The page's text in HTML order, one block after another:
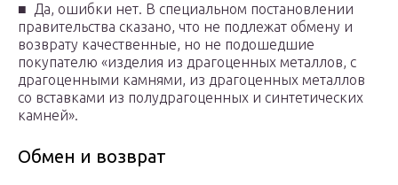
■ Да, ошибки нет. В специальном постановлении
правитель­ства сказано, что не подлежат обмену и
возврату качествен­ные, но не подошедшие
покупателю «изделия из драгоценных металлов, с
драгоценными камнями, из драгоценных металлов
со вставками из полудрагоценных и синтетических
камней».
Обмен и возврат